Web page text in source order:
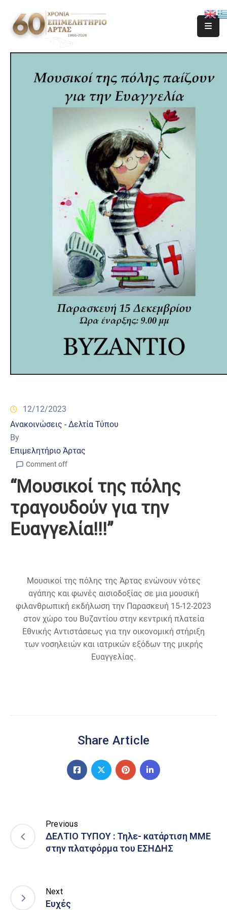
12/12/2023
Ανακοινώσεις - Δελτία Τύπου
By
Επιμελητήριο Άρτας
Comment off
“Μουσικοί της πόλης
τραγουδούν για την
Ευαγγελία!!!”
Μουσικοί της πόλης της Άρτας ενώνουν νότες
αγάπης και φωνές αισιοδοξίας σε μια μουσική
φιλανθρωπική εκδήλωση την Παρασκευή 15-12-2023
στον χώρο του Βυζαντίου στην κεντρική πλατεία
Εθνικής Αντιστάσεως για την οικονομική στήριξη
των νοσηλειών και ιατρικών εξόδων της μικρής
Ευαγγελίας.
Share Article
Previous
ΔΕΛΤΙΟ ΤΥΠΟΥ : Τηλε- κατάρτιση ΜΜΕ
στην πλατφόρμα του ΕΣΗΔΗΣ
Next
Ευχές